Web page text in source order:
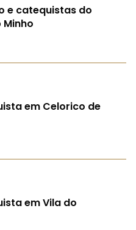
e catequistas do
em Celorico de
em Vila do